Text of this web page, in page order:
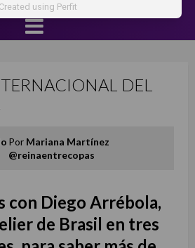
DEL
Por Mariana Martínez
@reinaentrecopas
con Diego Arrébola,
de Brasil en tres
Created using Perfit